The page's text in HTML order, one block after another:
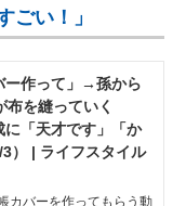
ごい！」
ー作って」→孫から
を縫っていく
「天才です」「か
） | ライフスタイル
カバーを作ってもらう動